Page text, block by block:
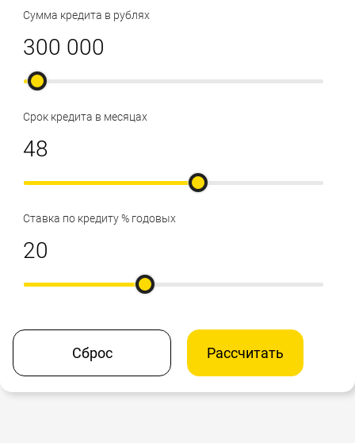
Сумма кредита в рублях
Срок кредита в месяцах
Ставка по кредиту % годовых
Сброс Рассчитать